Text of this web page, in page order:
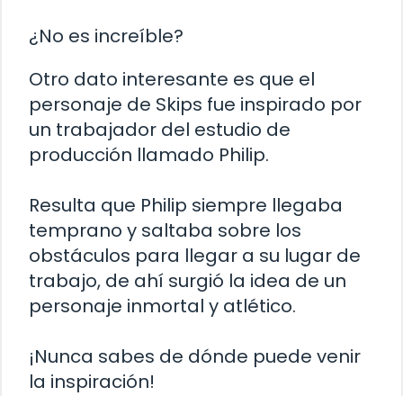
¿No es increíble?
Otro dato interesante es que el
personaje de Skips fue inspirado por
un trabajador del estudio de
producción llamado Philip.
Resulta que Philip siempre llegaba
temprano y saltaba sobre los
obstáculos para llegar a su lugar de
trabajo, de ahí surgió la idea de un
personaje inmortal y atlético.
¡Nunca sabes de dónde puede venir
la inspiración!